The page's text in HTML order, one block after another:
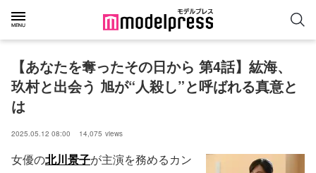
【あなたを奪ったその日から 第4話】紘海、
玖村と出会う 旭が“人殺し”と呼ばれる真意と
は
2025.05.12 08:00 14,075 views
女優の北川景子が主演を務めるカン